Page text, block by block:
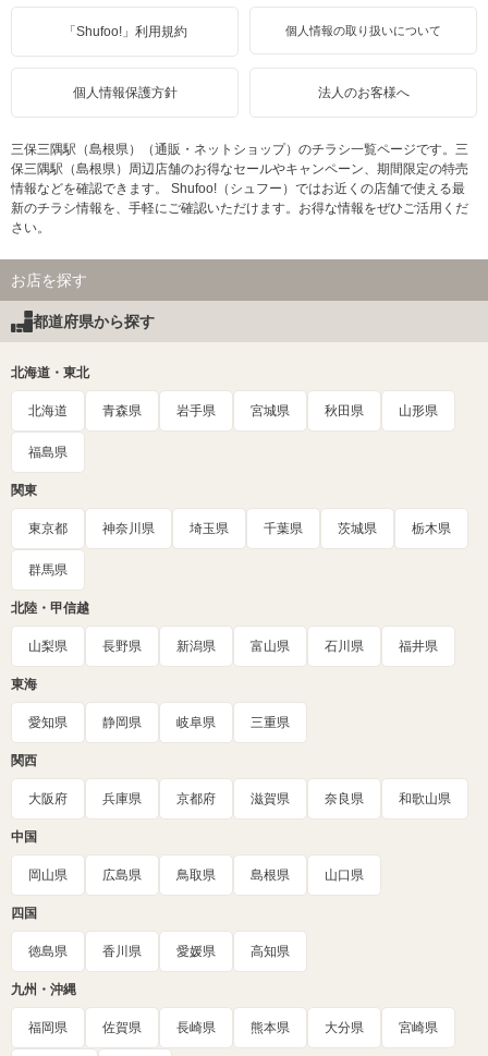
「Shufoo!」利用規約 個人情報の取り扱いについて
個人情報保護方針 法人のお客様へ
三保三隅駅（島根県）（通販・ネットショップ）のチラシ一覧ページです。三
保三隅駅（島根県）周辺店舗のお得なセールやキャンペーン、期間限定の特売
情報などを確認できます。 Shufoo!（シュフー）ではお近くの店舗で使える最
新のチラシ情報を、手軽にご確認いただけます。お得な情報をぜひご活用くだ
さい。
お店を探す
都道府県から探す
北海道・東北
北海道 青森県 岩手県 宮城県 秋田県 山形県
福島県
関東
東京都 神奈川県 埼玉県 千葉県 茨城県 栃木県
群馬県
北陸・甲信越
山梨県 長野県 新潟県 富山県 石川県 福井県
東海
愛知県 静岡県 岐阜県 三重県
関西
大阪府 兵庫県 京都府 滋賀県 奈良県 和歌山県
中国
岡山県 広島県 鳥取県 島根県 山口県
四国
徳島県 香川県 愛媛県 高知県
九州・沖縄
福岡県 佐賀県 長崎県 熊本県 大分県 宮崎県